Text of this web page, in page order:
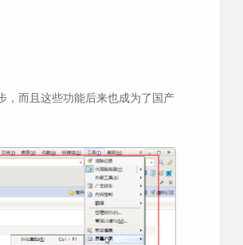
，而且这些功能后来也成为了国产